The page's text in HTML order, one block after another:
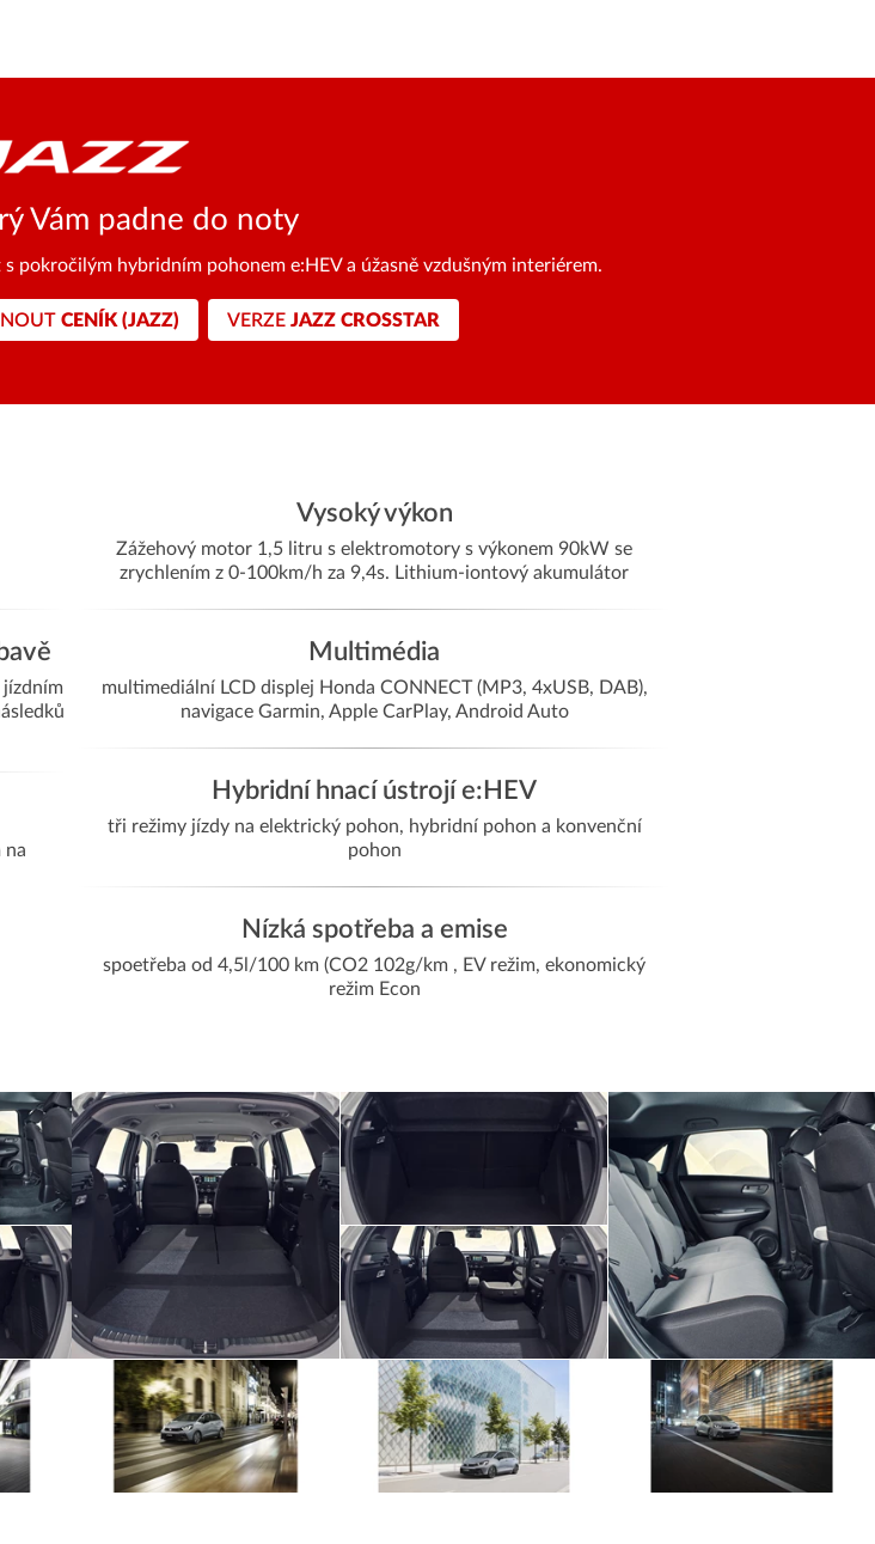
Vám padne do noty
pokročilým hybridním pohonem e:HEV a úžasně vzdušným interiérem.
CENÍK (JAZZ) VERZE JAZZ CROSSTAR
jízdním
na
Vysoký výkon
Zážehový motor 1,5 litru s elektromotory s výkonem 90kW se
zrychlením z 0-100km/h za 9,4s. Lithium-iontový akumulátor
Multimédia
multimediální LCD displej Honda CONNECT (MP3, 4xUSB, DAB),
navigace Garmin, Apple CarPlay, Android Auto
Hybridní hnací ústrojí e:HEV
tři režimy jízdy na elektrický pohon, hybridní pohon a konvenční
pohon
Nízká spotřeba a emise
spoetřeba od 4,5l/100 km (CO2 102g/km , EV režim, ekonomický
režim Econ